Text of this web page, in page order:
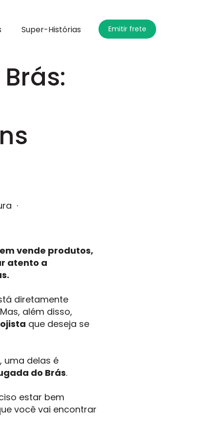
Super-Histórias Emitir frete
·
vende produtos,
atento a
diretamente
além disso,
que deseja se
, uma delas é
do Brás.
estar bem
você vai encontrar